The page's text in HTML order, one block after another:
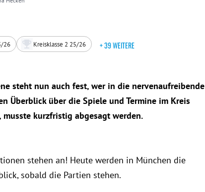
26 Kreisklasse 2 25/26 + 39 WEITERE
steht nun auch fest, wer in die nervenaufreibende
Überblick über die Spiele und Termine im Kreis
kurzfristig abgesagt werden.
stehen an! Heute werden in München die
sobald die Partien stehen.